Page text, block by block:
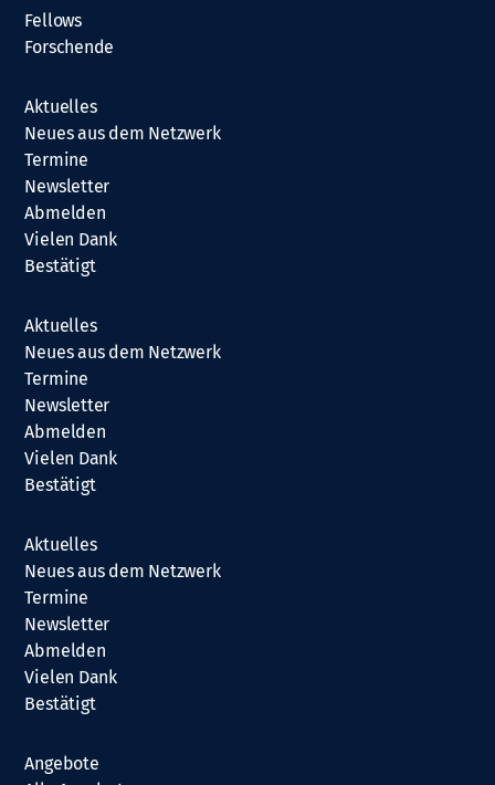
Fellows
Forschende
Aktuelles
Neues aus dem Netzwerk
Termine
Newsletter
Abmelden
Vielen Dank
Bestätigt
Aktuelles
Neues aus dem Netzwerk
Termine
Newsletter
Abmelden
Vielen Dank
Bestätigt
Aktuelles
Neues aus dem Netzwerk
Termine
Newsletter
Abmelden
Vielen Dank
Bestätigt
Angebote